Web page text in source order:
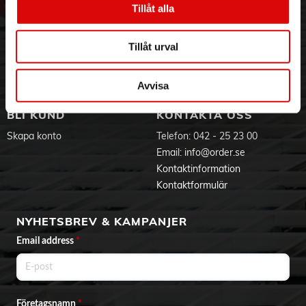
Tillåt alla
Tillåt urval
Avvisa
- Byggd för att hålla: 100% vattentät, denna kroppstrimmer
- Trimma till rätt längd: Denna Body Groomer kommer med
en kroppskam (3 mm), en känslig kam och en
Visselblåsning
Aktuellt på Order
Ansökan om RMA
Godsefterlysning & Felleverans
Integritetspolicy
Om cookies
BLI KUND
Skapa konto
KONTAKTA OSS
Telefon: 042 - 25 23 00
Email: info@order.se
Kontaktinformation
Kontaktformulär
NYHETSBREV & KAMPANJER
Email address *
Företagsnamn *